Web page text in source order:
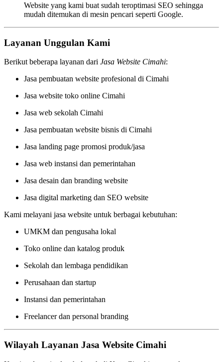
Website yang kami buat sudah teroptimasi SEO sehingga
mudah ditemukan di mesin pencari seperti Google.
Layanan Unggulan Kami
Berikut beberapa layanan dari Jasa Website Cimahi:
Jasa pembuatan website profesional di Cimahi
Jasa website toko online Cimahi
Jasa web sekolah Cimahi
Jasa pembuatan website bisnis di Cimahi
Jasa landing page promosi produk/jasa
Jasa web instansi dan pemerintahan
Jasa desain dan branding website
Jasa digital marketing dan SEO website
Kami melayani jasa website untuk berbagai kebutuhan:
UMKM dan pengusaha lokal
Toko online dan katalog produk
Sekolah dan lembaga pendidikan
Perusahaan dan startup
Instansi dan pemerintahan
Freelancer dan personal branding
Wilayah Layanan Jasa Website Cimahi